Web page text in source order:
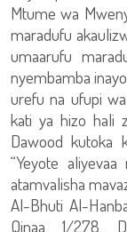
Mtume wa
maradufu
umaarufu
nyembamba
urefu na ufupi
kati ya hizo hali
Dawood kutoka
“Yeyote
atamvalisha
Al-Bhuti Al-
Qinaa, 1/278,